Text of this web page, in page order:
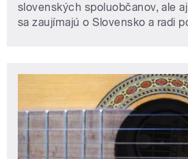
slovenských spoluobčanov, ale
sa zaujímajú o Slovensko a radi